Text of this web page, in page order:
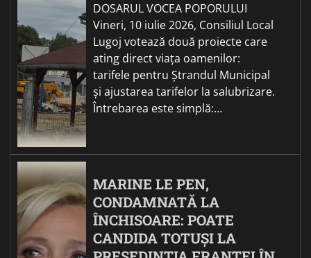
DOSARUL VOCEA POPORULUI
Vineri, 10 iulie 2026, Consiliul Local
Lugoj votează două proiecte care
ating direct viața oamenilor:
tarifele pentru Ștrandul Municipal
și ajustarea tarifelor la salubrizare.
Întrebarea este simplă:…
MARINE LE PEN,
CONDAMNATĂ LA
ÎNCHISOARE: POATE
CANDIDA TOTUȘI LA